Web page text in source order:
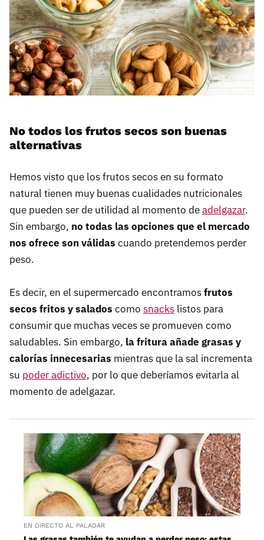
No todos los frutos secos son buenas
alternativas
Hemos visto que los frutos secos en su formato
natural tienen muy buenas cualidades nutricionales
que pueden ser de utilidad al momento deadelgazar.
Sin embargo, no todas las opciones que el mercado
nos ofrece son válidas cuando pretendemos perder
peso.
Es decir, en el supermercado encontramosfrutos
secos fritos y salados como snacks listos para
consumir que muchas veces se promueven como
saludables. Sin embargo, la fritura añade grasas y
calorías innecesarias mientras que la sal incrementa
su poder adictivo, por lo que deberíamos evitarla al
momento de adelgazar.
EN DIRECTO AL PALADAR